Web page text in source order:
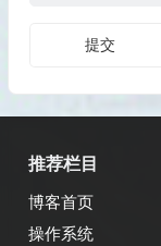
推荐栏目
博客首页
操作系统